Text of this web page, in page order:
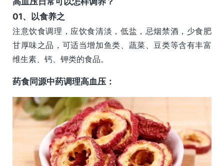
01、 以食养之
注意饮食调理，应饮食清淡，低盐，忌烟禁酒，少食肥
甘厚味之品，可适当增加鱼类、蔬菜、豆类等含有丰富
维生素、钙、钾类的食品。
药食同源中药调理高血压：